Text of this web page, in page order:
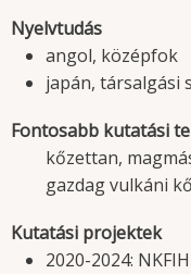
Nyelvtudás
angol, középfok
japán, társalgási
Fontosabb kutatási
kőzettan,
gazdag vulkáni
Kutatási projektek
2020-2024: